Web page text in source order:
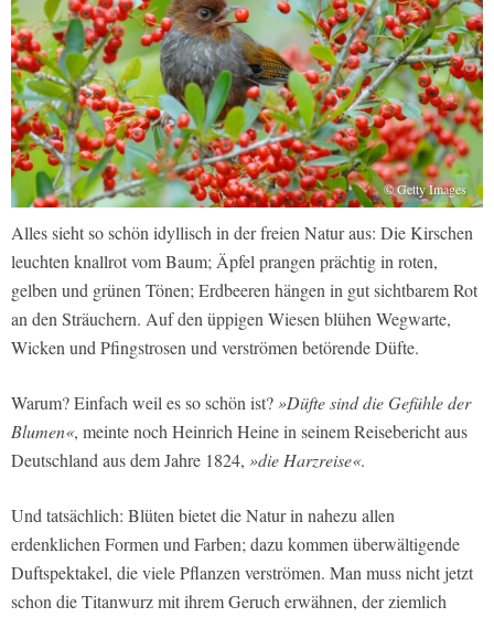
© Getty Images
Alles sieht so schön idyllisch in der freien Natur aus: Die Kirschen
leuchten knallrot vom Baum; Äpfel prangen prächtig in roten,
gelben und grünen Tönen; Erdbeeren hängen in gut sichtbarem Rot
an den Sträuchern. Auf den üppigen Wiesen blühen Wegwarte,
Wicken und Pfingstrosen und verströmen betörende Düfte.
Warum? Einfach weil es so schön ist?»Düfte sind die Gefühle der
Blumen«, meinte noch Heinrich Heine in seinem Reisebericht aus
Deutschland aus dem Jahre 1824, »die Harzreise«.
Und tatsächlich: Blüten bietet die Natur in nahezu allen
erdenklichen Formen und Farben; dazu kommen überwältigende
Duftspektakel, die viele Pflanzen verströmen. Man muss nicht jetzt
schon die Titanwurz mit ihrem Geruch erwähnen, der ziemlich